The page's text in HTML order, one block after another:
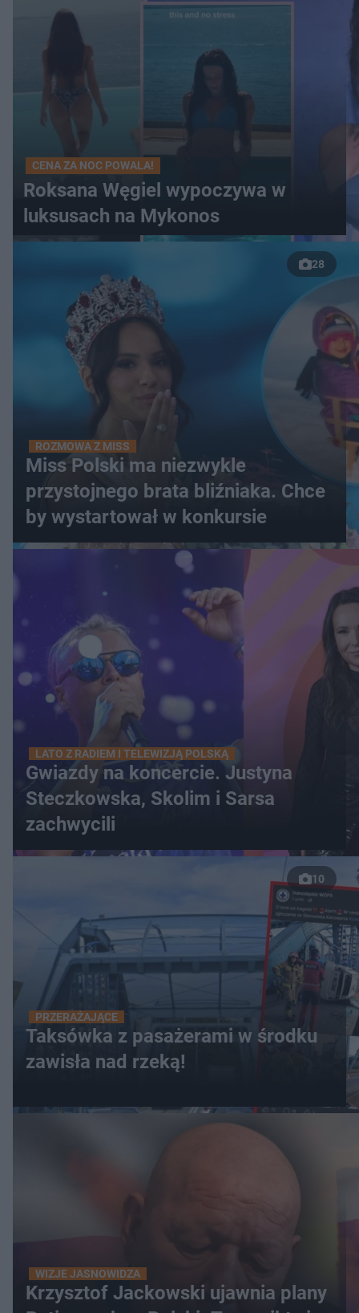
CENA ZA NOC POWALA!
Roksana Węgiel wypoczywa w
luksusach na Mykonos
28
ROZMOWA Z MISS
Miss Polski ma niezwykle
przystojnego brata bliźniaka. Chce
by wystartował w konkursie
LATO Z RADIEM I TELEWIZJĄ POLSKĄ
Gwiazdy na koncercie. Justyna
Steczkowska, Skolim i Sarsa
zachwycili
10
PRZERAŻAJĄCE
Taksówka z pasażerami w środku
zawisła nad rzeką!
WIZJE JASNOWIDZA
Krzysztof Jackowski ujawnia plany